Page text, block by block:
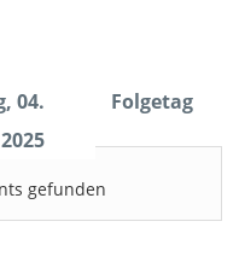
04.
Folgetag
gefunden